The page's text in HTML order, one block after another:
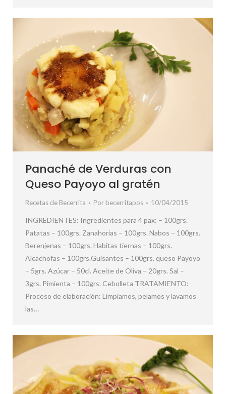
Panaché de Verduras con
Queso Payoyo al gratén
Recetas de Becerrita Por becerritapos 10/04/2015
INGREDIENTES: Ingredientes para 4 pax: – 100grs.
Patatas – 100grs. Zanahorias – 100grs. Nabos – 100grs.
Berenjenas – 100grs. Habitas tiernas – 100grs.
Alcachofas – 100grs.Guisantes – 100grs. queso Payoyo
– 5grs. Azúcar – 50cl. Aceite de Oliva – 20grs. Sal –
3grs. Pimienta – 100grs. Cebolleta TRATAMIENTO:
Proceso de elaboración: Limpiamos, pelamos y lavamos
las…